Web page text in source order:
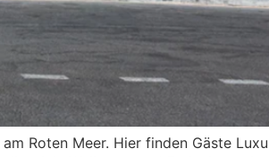
Roten Meer. Hier finden Gäste